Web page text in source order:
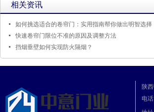
相关资讯
如何挑选适合的卷帘门：实用指南帮你做出明智选择
快速卷帘门限位不准的原因及调整方法
挡烟垂壁如何实现防火隔烟？
陕
电